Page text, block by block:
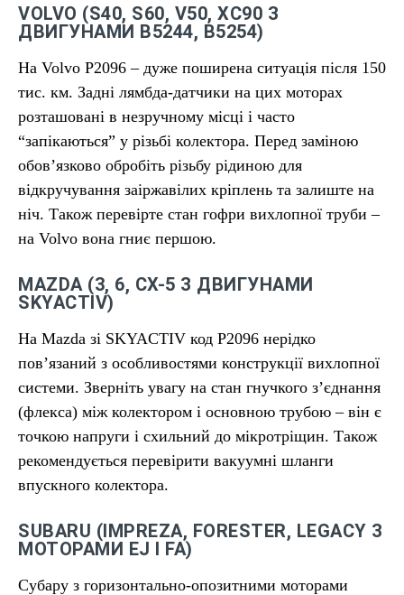
VOLVO (S40, S60, V50, XC90 З
ДВИГУНАМИ B5244, B5254)
На Volvo P2096 – дуже поширена ситуація після 150
тис. км. Задні лямбда-датчики на цих моторах
розташовані в незручному місці і часто
“запікаються” у різьбі колектора. Перед заміною
обов’язково обробіть різьбу рідиною для
відкручування заіржавілих кріплень та залиште на
ніч. Також перевірте стан гофри вихлопної труби –
на Volvo вона гниє першою.
MAZDA (3, 6, CX-5 З ДВИГУНАМИ
SKYACTIV)
На Mazda зі SKYACTIV код P2096 нерідко
пов’язаний з особливостями конструкції вихлопної
системи. Зверніть увагу на стан гнучкого з’єднання
(флекса) між колектором і основною трубою – він є
точкою напруги і схильний до мікротріщин. Також
рекомендується перевірити вакуумні шланги
впускного колектора.
SUBARU (IMPREZA, FORESTER, LEGACY З
МОТОРАМИ EJ І FA)
Субару з горизонтально-опозитними моторами